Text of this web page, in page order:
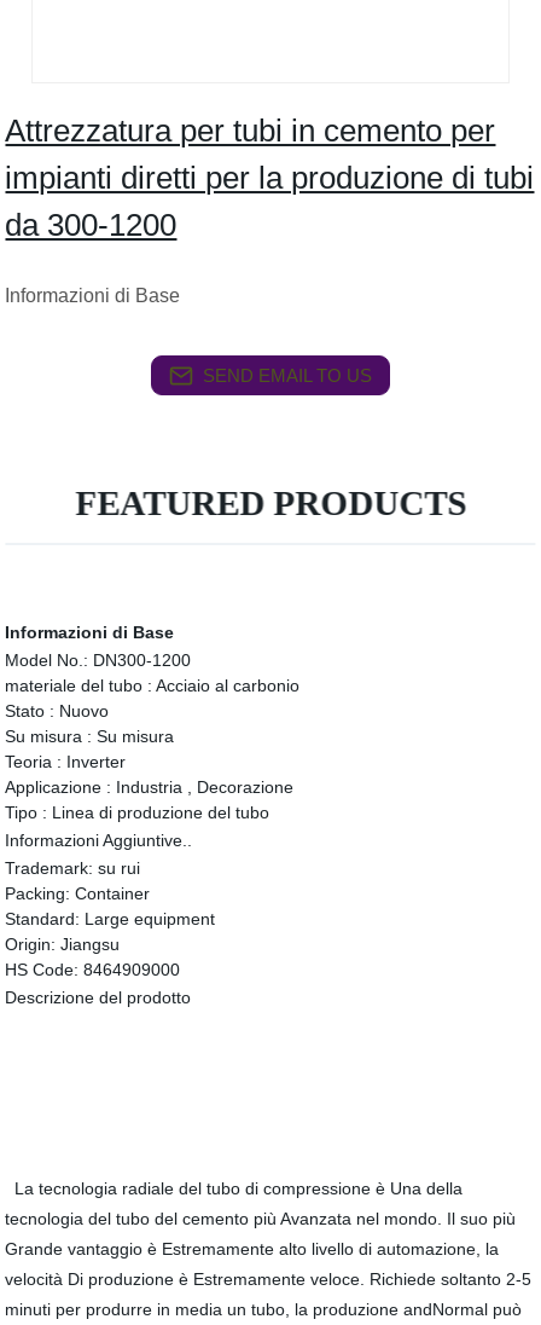
Attrezzatura per tubi in cemento per
impianti diretti per la produzione di tubi
da 300-1200
Informazioni di Base
SEND EMAIL TO US
FEATURED PRODUCTS
Informazioni di Base
Model No.: DN300-1200
materiale del tubo : Acciaio al carbonio
Stato : Nuovo
Su misura : Su misura
Teoria : Inverter
Applicazione : Industria , Decorazione
Tipo : Linea di produzione del tubo
Informazioni Aggiuntive..
Trademark: su rui
Packing: Container
Standard: Large equipment
Origin: Jiangsu
HS Code: 8464909000
Descrizione del prodotto
La tecnologia radiale del tubo di compressione è Una della
tecnologia del tubo del cemento più Avanzata nel mondo. Il suo più
Grande vantaggio è Estremamente alto livello di automazione, la
velocità Di produzione è Estremamente veloce. Richiede soltanto 2-5
minuti per produrre in media un tubo, la produzione andNormal può